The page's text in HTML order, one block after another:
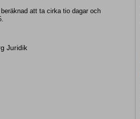
att ta cirka tio dagar och
Juridik